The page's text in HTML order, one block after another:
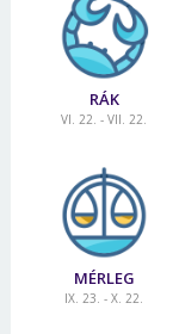
RÁK
VI. 22. - VII. 22.
MÉRLEG
IX. 23. - X. 22.